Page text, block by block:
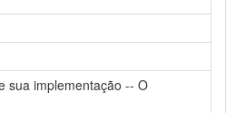
sua implementação -- O